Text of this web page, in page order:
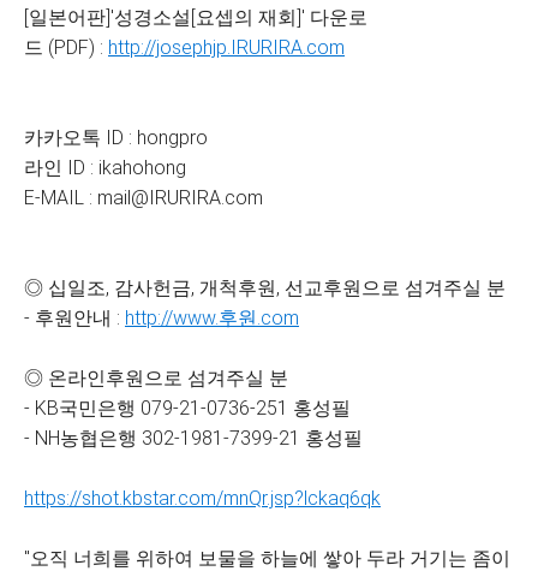
[일본어판]'성경소설[요셉의 재회]' 다운로
드 (PDF) : http://josephjp.IRURIRA.com
카카오톡 ID : hongpro
라인 ID : ikahohong
E-MAIL : mail@IRURIRA.com
◎ 십일조, 감사헌금, 개척후원, 선교후원으로 섬겨주실 분
- 후원안내 : http://www.후원.com
◎ 온라인후원으로 섬겨주실 분
- KB국민은행 079-21-0736-251 홍성필
- NH농협은행 302-1981-7399-21 홍성필
https://shot.kbstar.com/mnQr.jsp?lckaq6qk
"오직 너희를 위하여 보물을 하늘에 쌓아 두라 거기는 좀이